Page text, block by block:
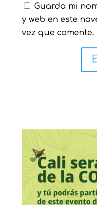
Guarda mi
y web en este
vez que comente.